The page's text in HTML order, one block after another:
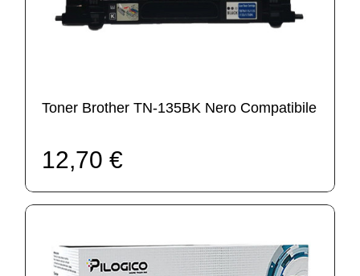
Toner Brother TN-135BK Nero Compatibile
12,70 €